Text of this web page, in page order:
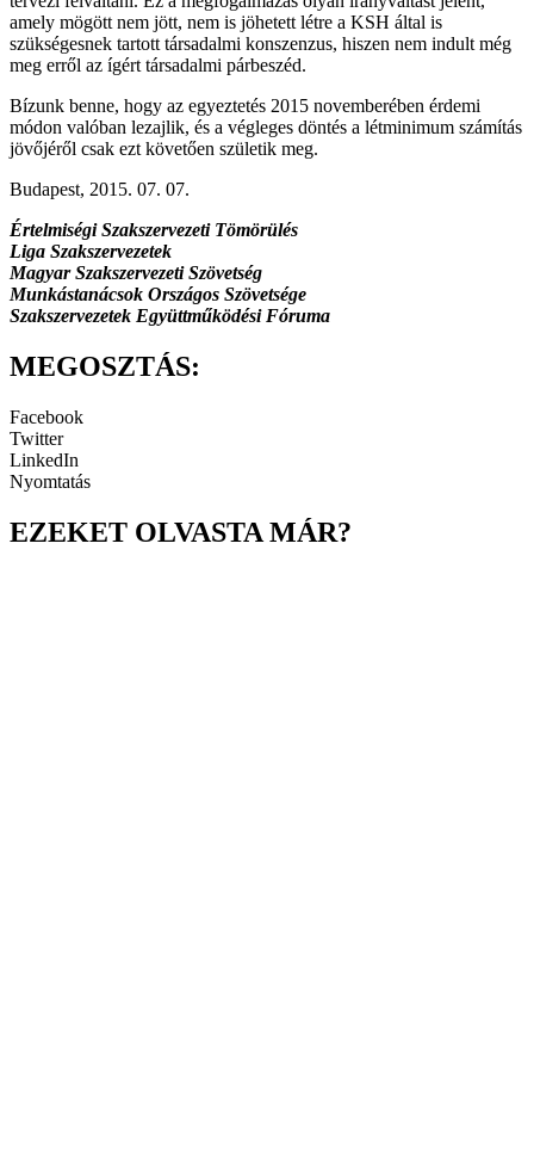
amely mögött nem jött, nem is jöhetett létre a KSH által is
szükségesnek tartott társadalmi konszenzus, hiszen nem indult még
meg erről az ígért társadalmi párbeszéd.
Bízunk benne, hogy az egyeztetés 2015 novemberében érdemi
módon valóban lezajlik, és a végleges döntés a létminimum számítás
jövőjéről csak ezt követően születik meg.
Budapest, 2015. 07. 07.
Értelmiségi Szakszervezeti Tömörülés
Liga Szakszervezetek
Magyar Szakszervezeti Szövetség
Munkástanácsok Országos Szövetsége
Szakszervezetek Együttműködési Fóruma
MEGOSZTÁS:
Facebook
Twitter
LinkedIn
Nyomtatás
EZEKET OLVASTA MÁR?